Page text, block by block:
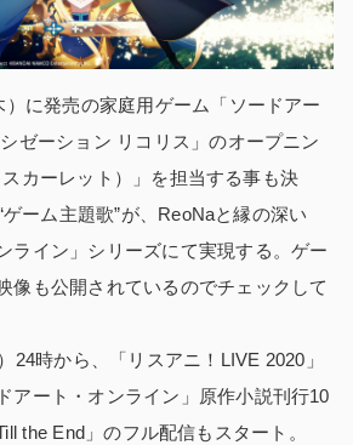
）に発売の家庭用ゲーム「ソードアー
ゼーション リコリス」のオープニン
カーレット）」を担当する事も決
ーム主題歌”が、ReoNaと縁の深い
ライン」シリーズにて実現する。ゲー
像も公開されているのでチェックして
24時から、「リスアニ！LIVE 2020」
アート・オンライン」原作小説刊行10
the End」のフル配信もスタート。